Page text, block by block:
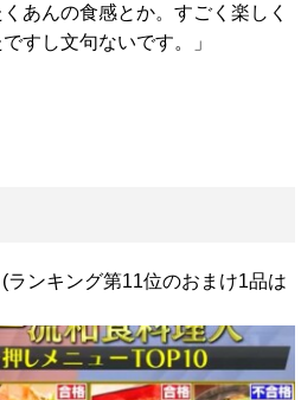
あんの食感とか。すごく楽しく
すし文句ないです。」
ンキング第11位のおまけ1品は